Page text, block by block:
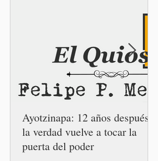
Igualdad, Bienestar, Redes,
Emancipación) número 62 y
la Casa Carmen Serdán
número 25 en el estado, la
cuarta en la c
Ayotzinapa: 12 años después,
la verdad vuelve a tocar la
puerta del poder